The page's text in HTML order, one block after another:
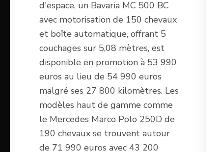
d'espace, un Bavaria MC 500 BC
avec motorisation de 150 chevaux
et boîte automatique, offrant 5
couchages sur 5,08 mètres, est
disponible en promotion à 53 990
euros au lieu de 54 990 euros
malgré ses 27 800 kilomètres. Les
modèles haut de gamme comme
le Mercedes Marco Polo 250D de
190 chevaux se trouvent autour
de 71 990 euros avec 43 200